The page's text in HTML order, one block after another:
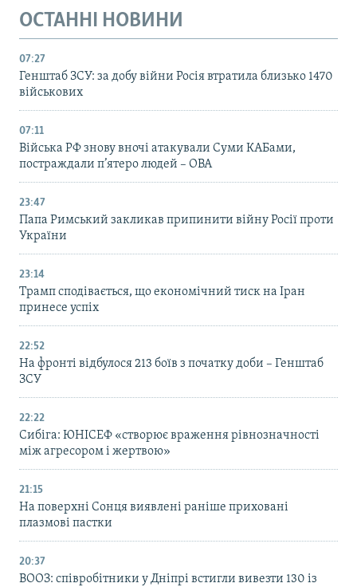
ОСТАННІ НОВИНИ
07:27
Генштаб ЗСУ: за добу війни Росія втратила близько 1470
військових
07:11
Війська РФ знову вночі атакували Суми КАБами,
постраждали п’ятеро людей – ОВА
23:47
Папа Римський закликав припинити війну Росії проти
України
23:14
Трамп сподівається, що економічний тиск на Іран
принесе успіх
22:52
На фронті відбулося 213 боїв з початку доби – Генштаб
ЗСУ
22:22
Сибіга: ЮНІСЕФ «створює враження рівнозначності
між агресором і жертвою»
21:15
На поверхні Сонця виявлені раніше приховані
плазмові пастки
20:37
ВООЗ: співробітники у Дніпрі встигли вивезти 130 із